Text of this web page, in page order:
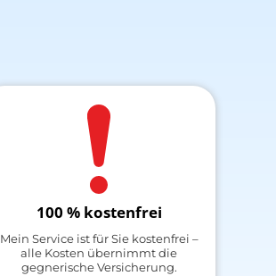
100 % kostenfrei
Mein Service ist für Sie kostenfrei –
alle Kosten übernimmt die
gegnerische Versicherung.